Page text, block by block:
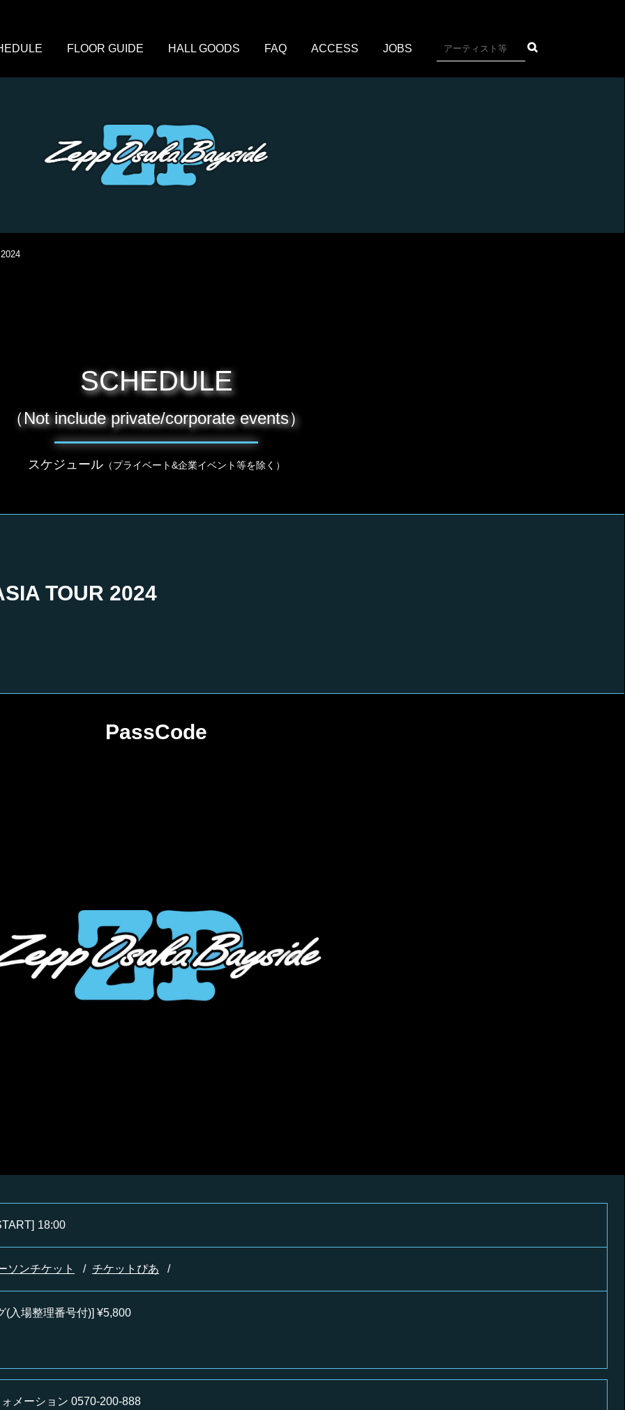
FLOOR GUIDE HALL GOODS FAQ ACCESS JOBS
SCHEDULE
（Not include private/corporate events）
スケジュール（プライベート&企業イベント等を除く）
TOUR 2024
PassCode
18:00
ソンチケット チケットぴあ
(入場整理番号付)] ¥5,800
メーション 0570-200-888